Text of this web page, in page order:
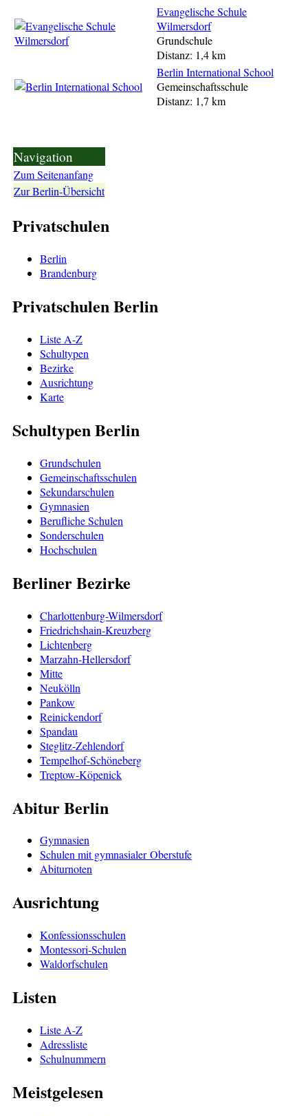
Evangelische Schule
Wilmersdorf
Grundschule
Distanz: 1,4 km
Berlin International School
Gemeinschaftsschule
Distanz: 1,7 km
Navigation
Zum Seitenanfang
Zur Berlin-Übersicht
Privatschulen
Berlin
Brandenburg
Privatschulen Berlin
Liste A-Z
Schultypen
Bezirke
Ausrichtung
Karte
Schultypen Berlin
Grundschulen
Gemeinschaftsschulen
Sekundarschulen
Gymnasien
Berufliche Schulen
Sonderschulen
Hochschulen
Berliner Bezirke
Charlottenburg-Wilmersdorf
Friedrichshain-Kreuzberg
Lichtenberg
Marzahn-Hellersdorf
Mitte
Neukölln
Pankow
Reinickendorf
Spandau
Steglitz-Zehlendorf
Tempelhof-Schöneberg
Treptow-Köpenick
Abitur Berlin
Gymnasien
Schulen mit gymnasialer Oberstufe
Abiturnoten
Ausrichtung
Konfessionsschulen
Montessori-Schulen
Waldorfschulen
Listen
Liste A-Z
Adressliste
Schulnummern
Meistgelesen